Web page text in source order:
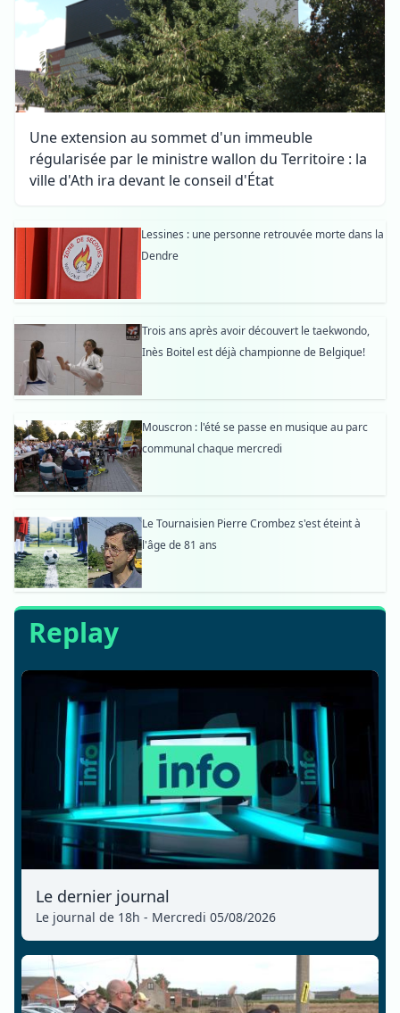
Une extension au sommet d'un immeuble
régularisée par le ministre wallon du Territoire : la
ville d'Ath ira devant le conseil d'État
Lessines : une personne retrouvée morte dans la
Dendre
Trois ans après avoir découvert le taekwondo,
Inès Boitel est déjà championne de Belgique!
Mouscron : l'été se passe en musique au parc
communal chaque mercredi
Le Tournaisien Pierre Crombez s'est éteint à
l'âge de 81 ans
Replay
Le dernier journal
Le journal de 18h - Mercredi 05/08/2026